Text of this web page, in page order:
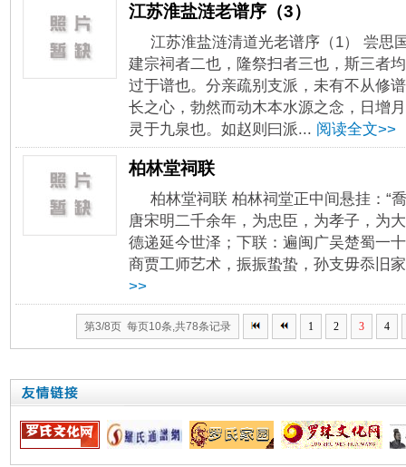
江苏淮盐涟老谱序（3）
江苏淮盐涟清道光老谱序（1） 尝思
建宗祠者二也，隆祭扫者三也，斯三者
过于谱也。分亲疏别支派，未有不从修
长之心，勃然而动木本水源之念，日增
灵于九泉也。如赵则曰派... 阅读全文>>
柏林堂祠联
柏林堂祠联 柏林祠堂正中间悬挂：“
唐宋明二千余年，为忠臣，为孝子，为
德递延今世泽；下联：遍闽广吴楚蜀一
商贾工师艺术，振振蛰蛰，孙支毋忝旧
>>
第3/8页 每页10条,共78条记录 1 2 3 4